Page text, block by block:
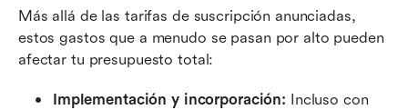
Más allá de las tarifas de suscripción anunciadas,
estos gastos que a menudo se pasan por alto pueden
afectar tu presupuesto total:
Implementación y incorporación: Incluso con